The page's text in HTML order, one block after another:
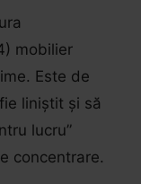
mobilier
Este de
liniștit și să
lucru”
concentrare.